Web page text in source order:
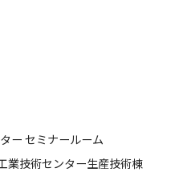
ー セミナールーム
業技術センター生産技術棟